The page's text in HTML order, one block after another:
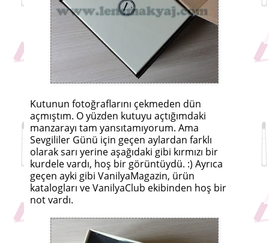
Kutunun fotoğraflarını çekmeden dün
açmıştım. O yüzden kutuyu açtığımdaki
manzarayı tam yansıtamıyorum. Ama
Sevgililer Günü için geçen aylardan farklı
olarak sarı yerine aşağıdaki gibi kırmızı bir
kurdele vardı, hoş bir görüntüydü. :) Ayrıca
geçen ayki gibi VanilyaMagazin, ürün
katalogları ve VanilyaClub ekibinden hoş bir
not vardı.